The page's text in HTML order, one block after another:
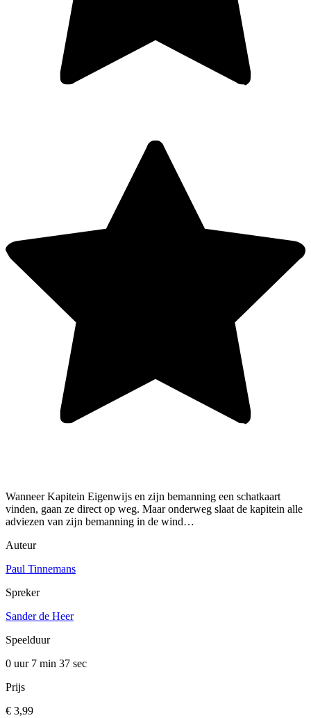
Wanneer Kapitein Eigenwĳs en zĳn bemanning een schatkaart
vinden, gaan ze direct op weg. Maar onderweg slaat de kapitein alle
adviezen van zĳn bemanning in de wind…
Auteur
Paul Tinnemans
Spreker
Sander de Heer
Speelduur
0 uur 7 min 37 sec
Prijs
€ 3,99